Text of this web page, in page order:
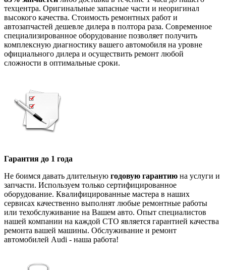
техцентра. Оригинальные запасные части и неоригинал
высокого качества. Стоимость ремонтных работ и
автозапчастей дешевле дилера в полтора раза. Современное
специализированное оборудование позволяет получить
комплексную диагностику вашего автомобиля на уровне
официального дилера и осуществить ремонт любой
сложности в оптимальные сроки.
Гарантия до 1 года
Не боимся давать длительную годовую гарантию на услуги и
запчасти. Используем только сертифицированное
оборудование. Квалифицированные мастера в наших
сервисах качественно выполнят любые ремонтные работы
или техобслуживание на Вашем авто. Опыт специалистов
нашей компании на каждой СТО является гарантией качества
ремонта вашей машины. Обслуживание и ремонт
автомобилей Audi - наша работа!